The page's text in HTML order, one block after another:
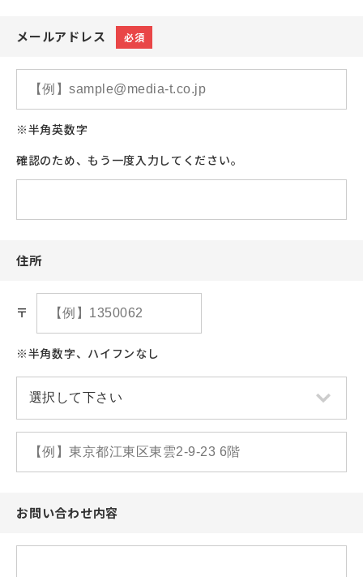
メールアドレス 必須
※半角英数字
確認のため、もう一度入力してください。
住所
〒
※半角数字、ハイフンなし
お問い合わせ内容